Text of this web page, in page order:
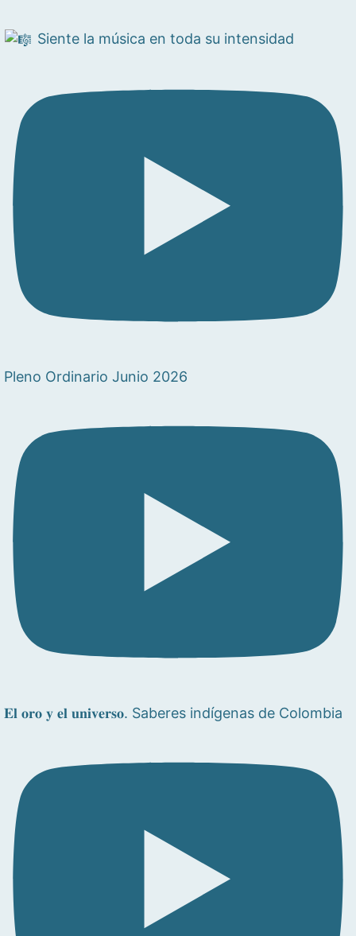
Siente la música en toda su intensidad
Pleno Ordinario Junio 2026
𝐄𝐥 𝐨𝐫𝐨 𝐲 𝐞𝐥 𝐮𝐧𝐢𝐯𝐞𝐫𝐬𝐨. Saberes indígenas de Colombia